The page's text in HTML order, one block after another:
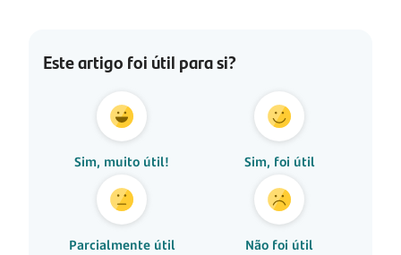
Este artigo foi útil para si?
Sim, muito útil! Sim, foi útil
Parcialmente útil Não foi útil